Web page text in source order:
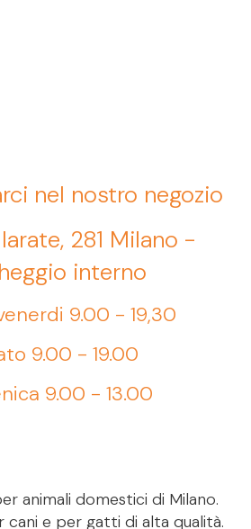
nel nostro negozio
281 Milano -
interno
9.00 - 19,30
9.00 - 19.00
9.00 - 13.00
animali domestici di Milano.
cani e per gatti di alta qualità.